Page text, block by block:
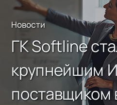
Новости
ГК Softline
крупнейшим
поставщиком